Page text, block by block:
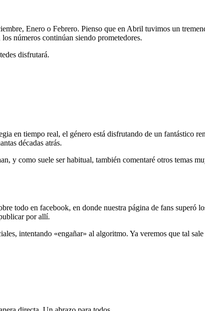
Enero o Febrero. Pienso que en Abril tuvimos un
números continúan siendo prometedores.
disfrutará.
en tiempo real, el género está disfrutando de un fantástico
décadas atrás.
y como suele ser habitual, también comentaré otros temas
todo en facebook, en donde nuestra página de fans superó
por allí.
intentando «engañar» al algoritmo. Ya veremos que tal sale